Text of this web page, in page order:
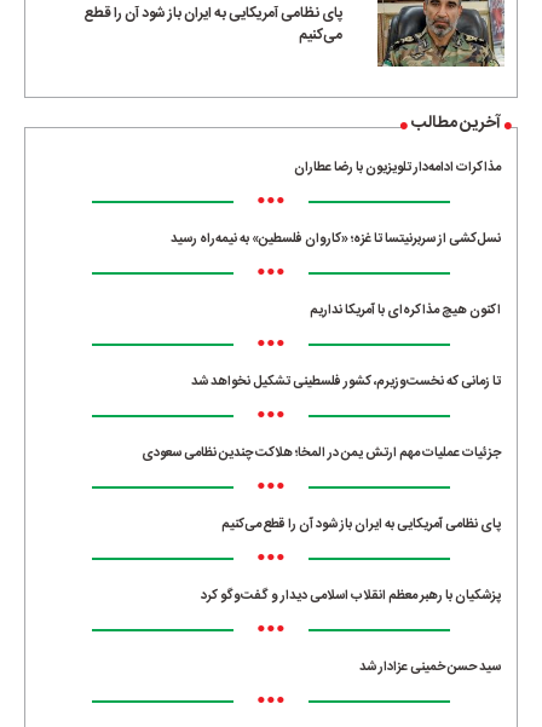
پای نظامی آمریکایی به ایران باز شود آن را قطع
می‌کنیم
آخرین مطالب
مذاکرات ادامه‌دار تلویزیون با رضا عطاران
•••
نسل‌کشی از سربرنیتسا تا غزه؛ «کاروان فلسطین» به نیمه‌راه رسید
•••
اکنون هیچ مذاکره‌ای با آمریکا نداریم
•••
تا زمانی که نخست‌وزیرم، کشور فلسطینی تشکیل نخواهد شد
•••
جزئیات عملیات مهم ارتش یمن در المخا؛ هلاکت چندین نظامی سعودی
•••
پای نظامی آمریکایی به ایران باز شود آن را قطع می‌کنیم
•••
پزشکیان با رهبر معظم انقلاب اسلامی دیدار و گفت‌وگو کرد
•••
سید حسن خمینی عزادار شد
•••